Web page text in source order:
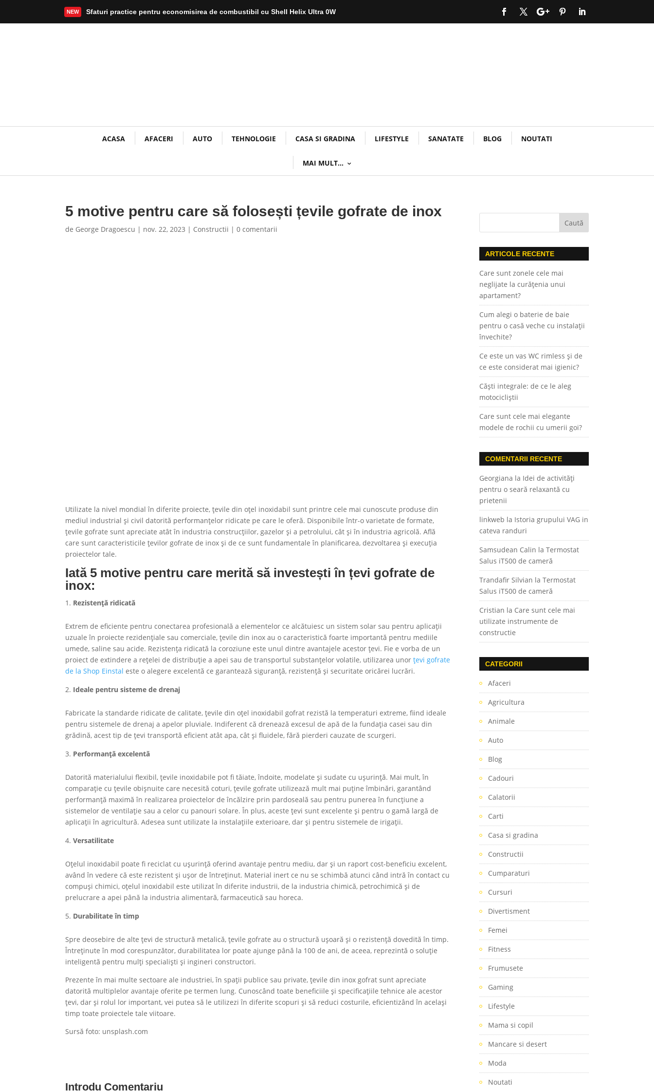
NEW Sfaturi practice pentru economisirea de combustibil cu Shell Helix Ultra 0W
Mai mult
ACASA AFACERI AUTO TEHNOLOGIE CASA SI GRADINA LIFESTYLE SANATATE BLOG NOUTATI
MAI MULT…
5 motive pentru care să folosești țevile gofrate de inox
de George Dragoescu | nov. 22, 2023 | Constructii |0 comentarii
Utilizate la nivel mondial în diferite proiecte, țevile din oțel inoxidabil sunt printre cele mai cunoscute produse din
mediul industrial și civil datorită performanțelor ridicate pe care le oferă. Disponibile într-o varietate de formate,
țevile gofrate sunt apreciate atât în industria construcțiilor, gazelor și a petrolului, cât și în industria agricolă. Află
care sunt caracteristicile țevilor gofrate de inox și de ce sunt fundamentale în planificarea, dezvoltarea și execuția
proiectelor tale.
Iată 5 motive pentru care merită să investești în țevi gofrate de
inox:
Rezistență ridicată
Extrem de eficiente pentru conectarea profesională a elementelor ce alcătuiesc un sistem solar sau pentru aplicații
uzuale în proiecte rezidențiale sau comerciale, țevile din inox au o caracteristică foarte importantă pentru mediile
umede, saline sau acide. Rezistența ridicată la coroziune este unul dintre avantajele acestor țevi. Fie e vorba de un
proiect de extindere a rețelei de distribuție a apei sau de transportul substanțelor volatile, utilizarea unorțevi gofrate
de la Shop Einstal este o alegere excelentă ce garantează siguranță, rezistență și securitate oricărei lucrări.
Ideale pentru sisteme de drenaj
Fabricate la standarde ridicate de calitate, țevile din oțel inoxidabil gofrat rezistă la temperaturi extreme, fiind ideale
pentru sistemele de drenaj a apelor pluviale. Indiferent că drenează excesul de apă de la fundația casei sau din
grădină, acest tip de țevi transportă eficient atât apa, cât și fluidele, fără pierderi cauzate de scurgeri.
Performanță excelentă
Datorită materialului flexibil, țevile inoxidabile pot fi tăiate, îndoite, modelate și sudate cu ușurință. Mai mult, în
comparație cu țevile obișnuite care necesită coturi, țevile gofrate utilizează mult mai puține îmbinări, garantând
performanță maximă în realizarea proiectelor de încălzire prin pardoseală sau pentru punerea în funcțiune a
sistemelor de ventilație sau a celor cu panouri solare. În plus, aceste țevi sunt excelente și pentru o gamă largă de
aplicații în agricultură. Adesea sunt utilizate la instalațiile exterioare, dar și pentru sistemele de irigații.
Versatilitate
Oțelul inoxidabil poate fi reciclat cu ușurință oferind avantaje pentru mediu, dar și un raport cost-beneficiu excelent,
având în vedere că este rezistent și ușor de întreținut. Material inert ce nu se schimbă atunci când intră în contact cu
compuși chimici, oțelul inoxidabil este utilizat în diferite industrii, de la industria chimică, petrochimică și de
prelucrare a apei până la industria alimentară, farmaceutică sau horeca.
Durabilitate în timp
Spre deosebire de alte țevi de structură metalică, țevile gofrate au o structură ușoară și o rezistență dovedită în timp.
Întreținute în mod corespunzător, durabilitatea lor poate ajunge până la 100 de ani, de aceea, reprezintă o soluție
inteligentă pentru mulți specialiști și ingineri constructori.
Prezente în mai multe sectoare ale industriei, în spații publice sau private, țevile din inox gofrat sunt apreciate
datorită multiplelor avantaje oferite pe termen lung. Cunoscând toate beneficiile și specificațiile tehnice ale acestor
țevi, dar și rolul lor important, vei putea să le utilizezi în diferite scopuri și să reduci costurile, eficientizând în același
timp toate proiectele tale viitoare.
Sursă foto: unsplash.com
Introdu Comentariu
ARTICOLE RECENTE
Care sunt zonele cele mai
neglijate la curățenia unui
apartament?
Cum alegi o baterie de baie
pentru o casă veche cu instalații
învechite?
Ce este un vas WC rimless și de
ce este considerat mai igienic?
Căști integrale: de ce le aleg
motocicliștii
Care sunt cele mai elegante
modele de rochii cu umerii goi?
COMENTARII RECENTE
Georgiana la Idei de activități
pentru o seară relaxantă cu
prietenii
linkweb la Istoria grupului VAG in
cateva randuri
Samsudean Calin laTermostat
Salus iT500 de cameră
Trandafir Silvian laTermostat
Salus iT500 de cameră
Cristian la Care sunt cele mai
utilizate instrumente de
constructie
CATEGORII
Afaceri
Agricultura
Animale
Auto
Blog
Cadouri
Calatorii
Carti
Casa si gradina
Constructii
Cumparaturi
Cursuri
Divertisment
Femei
Fitness
Frumusete
Gaming
Lifestyle
Mama si copil
Mancare si desert
Moda
Noutati